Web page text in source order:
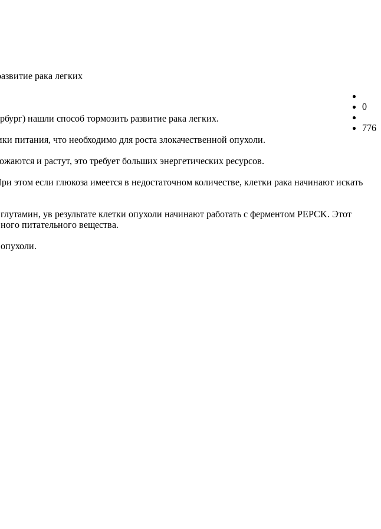
рака легких
0
776
нашли способ тормозить развитие рака легких.
питания, что необходимо для роста злокачественной опухоли.
и растут, это требует больших энергетических ресурсов.
если глюкоза имеется в недостаточном количестве, клетки рака начинают искать
ув результате клетки опухоли начинают работать с ферментом PEPCK. Этот
питательного вещества.